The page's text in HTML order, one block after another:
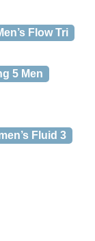
Flow Tri
5 Men
Fluid 3